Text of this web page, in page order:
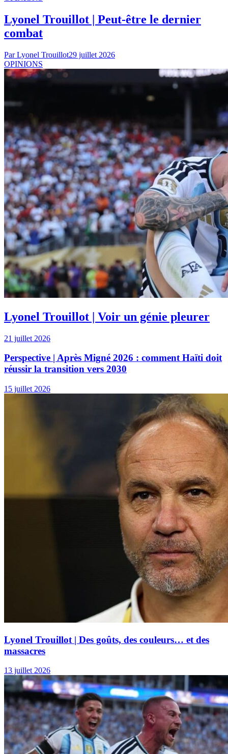
Lyonel Trouillot | Peut-être le dernier
combat
Par Lyonel Trouillot29 juillet 2026
OPINIONS
Lyonel Trouillot | Voir un génie pleurer
21 juillet 2026
Perspective | Après Migné 2026 : comment Haïti doit
réussir la transition vers 2030
15 juillet 2026
Lyonel Trouillot | Des goûts, des couleurs… et des
massacres
13 juillet 2026